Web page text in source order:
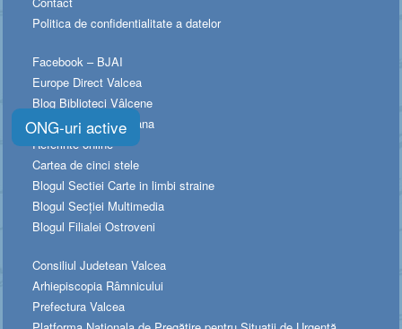
Politica de confidentialitate a datelor
Facebook – BJAI
Europe Direct Valcea
Blog Biblioteci Vâlcene
Blog Memoria vâlceana
Referinte online
Cartea de cinci stele
Blogul Sectiei Carte in limbi straine
Blogul Secției Multimedia
Blogul Filialei Ostroveni
Consiliul Judetean Valcea
Arhiepiscopia Râmnicului
Prefectura Valcea
ONG-uri active